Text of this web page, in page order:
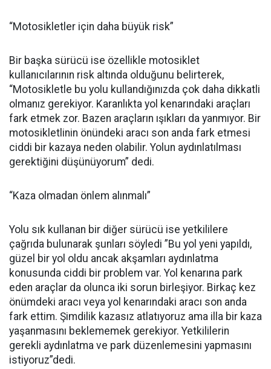
“Motosikletler için daha büyük risk”
Bir başka sürücü ise özellikle motosiklet
kullanıcılarının risk altında olduğunu belirterek,
“Motosikletle bu yolu kullandığınızda çok daha dikkatli
olmanız gerekiyor. Karanlıkta yol kenarındaki araçları
fark etmek zor. Bazen araçların ışıkları da yanmıyor. Bir
motosikletlinin önündeki aracı son anda fark etmesi
ciddi bir kazaya neden olabilir. Yolun aydınlatılması
gerektiğini düşünüyorum” dedi.
“Kaza olmadan önlem alınmalı”
Yolu sık kullanan bir diğer sürücü ise yetkililere
çağrıda bulunarak şunları söyledi ”Bu yol yeni yapıldı,
güzel bir yol oldu ancak akşamları aydınlatma
konusunda ciddi bir problem var. Yol kenarına park
eden araçlar da olunca iki sorun birleşiyor. Birkaç kez
önümdeki aracı veya yol kenarındaki aracı son anda
fark ettim. Şimdilik kazasız atlatıyoruz ama illa bir kaza
yaşanmasını beklememek gerekiyor. Yetkililerin
gerekli aydınlatma ve park düzenlemesini yapmasını
istiyoruz”dedi.